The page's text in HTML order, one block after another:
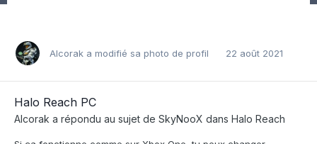
Alcorak a modifié sa photo de profil 22 août 2021
Halo Reach PC
Alcorak a répondu au sujet de SkyNooX dans Halo Reach